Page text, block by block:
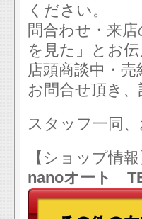
ください。
問合わせ・来
を見た」とお
店頭商談中・
お問合せ頂き
スタッフ一同
【ショップ情
nanoオート